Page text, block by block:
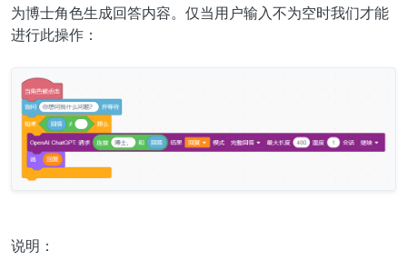
为博士角色生成回答内容。仅当用户输入不为空时我们才能
进行此操作：
说明：